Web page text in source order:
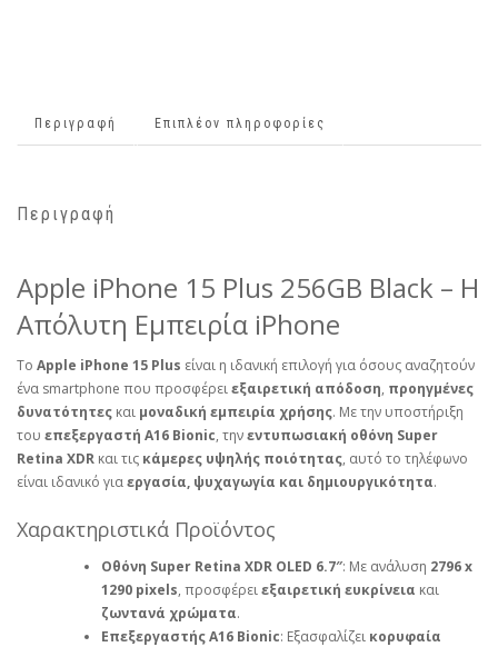
Περιγραφή Επιπλέον πληροφορίες
Περιγραφή
Apple iPhone 15 Plus 256GB Black – Η
Απόλυτη Εμπειρία iPhone
Το Apple iPhone 15 Plus είναι η ιδανική επιλογή για όσους αναζητούν
ένα smartphone που προσφέρειεξαιρετική απόδοση, προηγμένες
δυνατότητες και μοναδική εμπειρία χρήσης. Με την υποστήριξη
του επεξεργαστή A16 Bionic, τηνεντυπωσιακή οθόνη Super
Retina XDR και τις κάμερες υψηλής ποιότητας, αυτό το τηλέφωνο
είναι ιδανικό γιαεργασία, ψυχαγωγία και δημιουργικότητα.
Χαρακτηριστικά Προϊόντος
Οθόνη Super Retina XDR OLED 6.7″: Με ανάλυση 2796 x
1290 pixels, προσφέρειεξαιρετική ευκρίνεια και
ζωντανά χρώματα.
Επεξεργαστής A16 Bionic: Εξασφαλίζει κορυφαία